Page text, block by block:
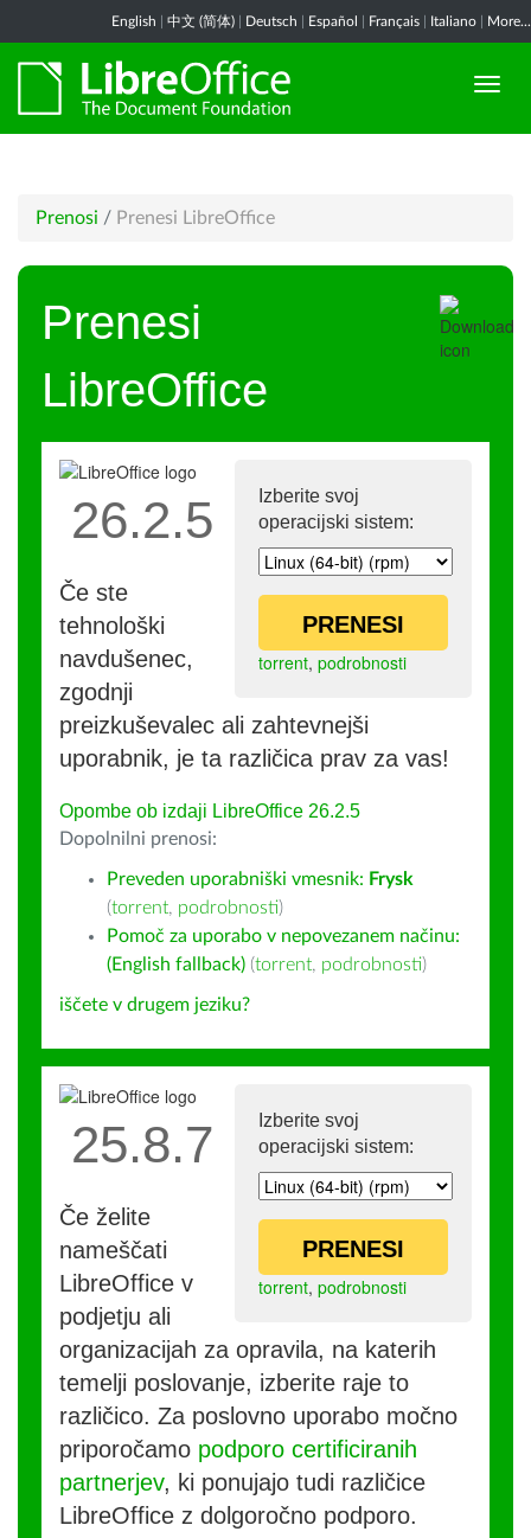
English 中文 (简体) Deutsch Español Français Italiano More...
Prenosi / Prenesi LibreOffice
Prenesi
LibreOffice
Izberite svoj
operacijski sistem:
PRENESI
torrent, podrobnosti
26.2.5
Če ste
tehnološki
navdušenec,
zgodnji
preizkuševalec ali zahtevnejši
uporabnik, je ta različica prav za vas!
Opombe ob izdaji LibreOffice 26.2.5
Dopolnilni prenosi:
Preveden uporabniški vmesnik: Frysk
(torrent, podrobnosti)
Pomoč za uporabo v nepovezanem načinu:
(English fallback) (torrent, podrobnosti)
iščete v drugem jeziku?
Izberite svoj
operacijski sistem:
PRENESI
torrent, podrobnosti
25.8.7
Če želite
nameščati
LibreOffice v
podjetju ali
organizacijah za opravila, na katerih
temelji poslovanje, izberite raje to
različico. Za poslovno uporabo močno
priporočamo podporo certificiranih
partnerjev, ki ponujajo tudi različice
LibreOffice z dolgoročno podporo.